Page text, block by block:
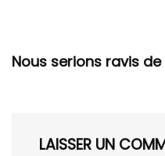
Nous serions ravis
LAISSER UN